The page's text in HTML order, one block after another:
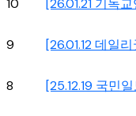
10 [26.01.21 기독
9 [26.01.12 데일
8 [25.12.19 국민